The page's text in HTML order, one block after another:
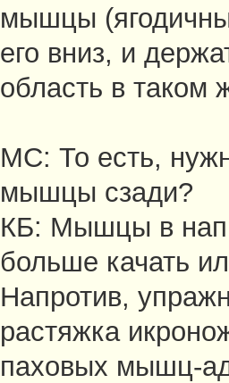
мышцы
его вниз, и
область в таком
МС: То есть,
мышцы сзади?
КБ: Мышцы в
больше качать
Напротив,
растяжка
паховых мышц-